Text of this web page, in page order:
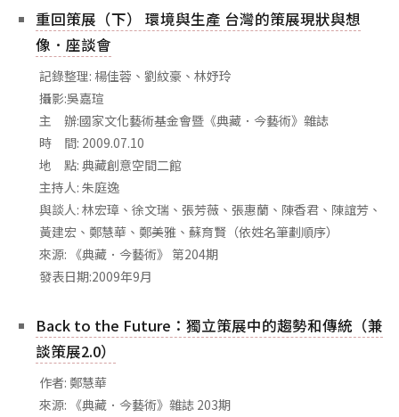
重回策展（下） 環境與生產 台灣的策展現狀與想
像．座談會
記錄整理: 楊佳蓉、劉紋豪、林妤玲
攝影:吳嘉瑄
主 辦:國家文化藝術基金會暨《典藏．今藝術》雜誌
時 間: 2009.07.10
地 點: 典藏創意空間二館
主持人: 朱庭逸
與談人: 林宏璋、徐文瑞、張芳薇、張惠蘭、陳香君、陳誼芳、
黃建宏、鄭慧華、鄭美雅、蘇育賢（依姓名筆劃順序）
來源: 《典藏．今藝術》 第204期
發表日期:2009年9月
Back to the Future：獨立策展中的趨勢和傳統（兼
談策展2.0）
作者: 鄭慧華
來源: 《典藏．今藝術》雜誌 203期